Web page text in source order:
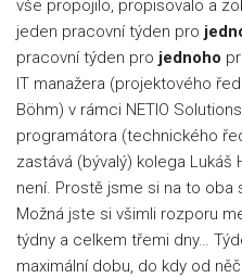
vše propojilo, propisovalo a
jeden pracovní týden pro
pracovní týden pro jednoho
IT manažera (projektového
Böhm) v rámci NETIO
programátora (technického
zastává (bývalý) kolega
není. Prostě jsme si na to oba
Možná jste si všimli rozporu
týdny a celkem třemi dny…
maximální dobu, do kdy od